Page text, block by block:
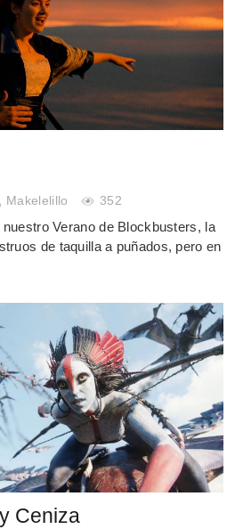
Makelelillo 352
Verano de Blockbusters, la
de taquilla a puñados, pero en
Ceniza